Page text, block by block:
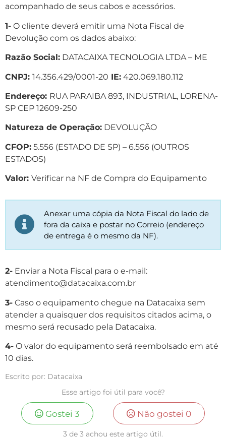
acompanhado de seus cabos e acessórios.
1- O cliente deverá emitir uma Nota Fiscal de
Devolução com os dados abaixo:
Razão Social: DATACAIXA TECNOLOGIA LTDA – ME
CNPJ: 14.356.429/0001-20 IE: 420.069.180.112
Endereço: RUA PARAIBA 893, INDUSTRIAL, LORENA-
SP CEP 12609-250
Natureza de Operação: DEVOLUÇÃO
CFOP: 5.556 (ESTADO DE SP) – 6.556 (OUTROS
ESTADOS)
Valor: Verificar na NF de Compra do Equipamento
Anexar uma cópia da Nota Fiscal do lado de
fora da caixa e postar no Correio (endereço
de entrega é o mesmo da NF).
2- Enviar a Nota Fiscal para o e-mail:
atendimento@datacaixa.com.br
3- Caso o equipamento chegue na Datacaixa sem
atender a quaisquer dos requisitos citados acima, o
mesmo será recusado pela Datacaixa.
4- O valor do equipamento será reembolsado em até
10 dias.
Escrito por: Datacaixa
Esse artigo foi útil para você?
Gostei3 Não gostei 0
3 de 3 achou este artigo útil.